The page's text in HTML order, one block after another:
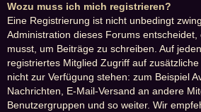
Wozu muss ich mich registrieren?
Eine Registrierung ist nicht unbedingt
Administration dieses Forums
musst, um Beiträge zu schreiben. Auf
registriertes Mitglied Zugriff auf
nicht zur Verfügung stehen: zum Beispiel
Nachrichten, E-Mail-Versand an andere
Benutzergruppen und so weiter. Wir